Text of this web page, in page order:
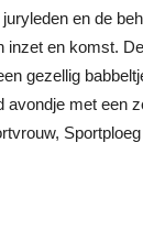
en de
inzet en komst.
gezellig
avondje met een